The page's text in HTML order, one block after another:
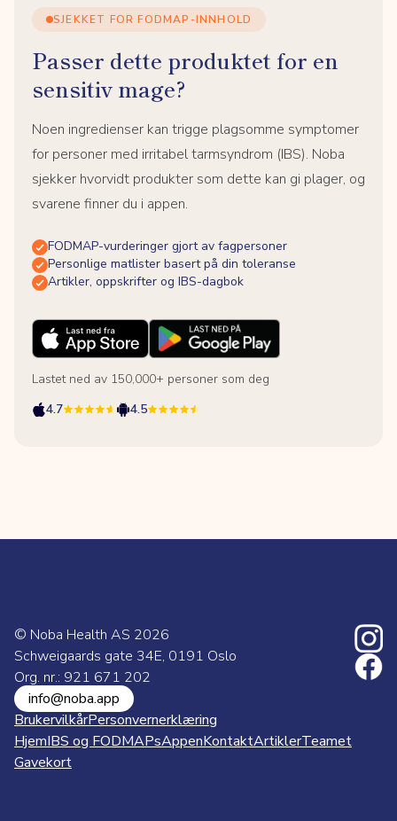
SJEKKET FOR FODMAP-INNHOLD
Passer dette produktet for en
sensitiv mage?
Noen ingredienser kan trigge plagsomme symptomer
for personer med irritabel tarmsyndrom (IBS). Noba
sjekker hvorvidt produkter som dette kan gi plager, og
svarene finner du i appen.
FODMAP-vurderinger gjort av fagpersoner
Personlige matlister basert på din toleranse
Artikler, oppskrifter og IBS-dagbok
Lastet ned av 150,000+ personer som deg
4.7
4.5
© Noba Health AS 2026
Schweigaards gate 34E, 0191 Oslo
Org. nr.: 921 671 202
info@noba.app
BrukervilkårPersonvernerklæring
HjemIBS og FODMAPsAppenKontaktArtiklerTeamet
Gavekort